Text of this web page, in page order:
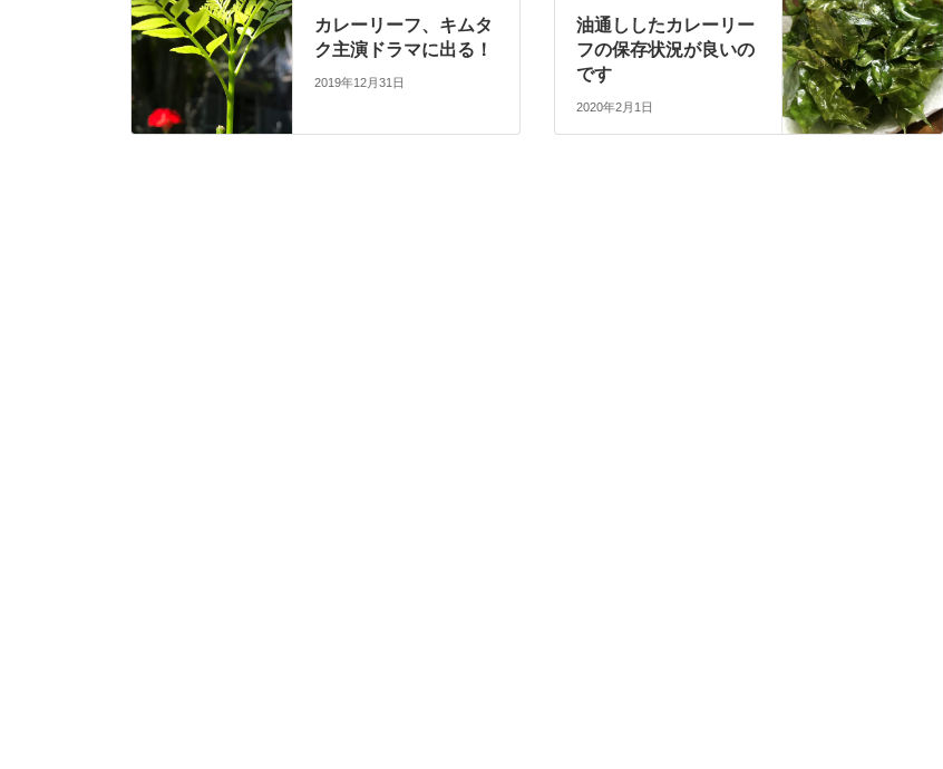
カレーリーフ、キムタ
ク主演ドラマに出る！
2019年12月31日
油通ししたカレーリー
フの保存状況が良いの
です
2020年2月1日